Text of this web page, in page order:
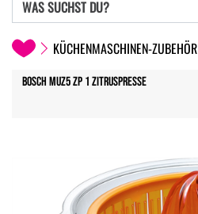
KÜCHENMASCHINEN-ZUBEHÖR
Bosch MUZ5 ZP 1 Zitruspresse